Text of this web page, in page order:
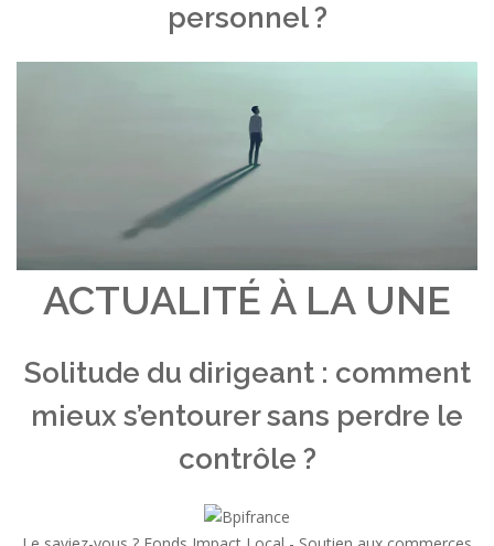
personnel ?
ACTUALITÉ À LA UNE
Solitude du dirigeant : comment
mieux s’entourer sans perdre le
contrôle ?